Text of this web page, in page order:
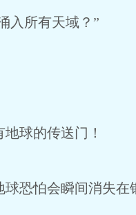
入所有天域？”
球的传送门！
恐怕会瞬间消失在